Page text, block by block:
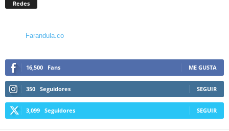
Redes
Farandula.co
16,500 Fans ME GUSTA
350 Seguidores SEGUIR
3,099 Seguidores SEGUIR